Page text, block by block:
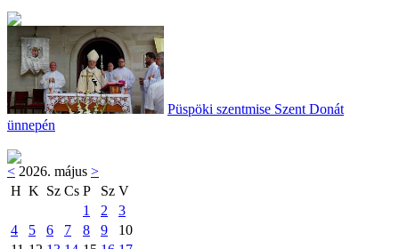
Püspöki szentmise Szent Donát
ünnepén
< 2026. május >
H K Sz Cs P Sz V
1
2
3
4
5 6 7 8 9
10